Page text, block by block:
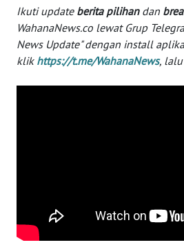
Ikuti update berita pilihandan
WahanaNews.co lewat Grup
News Update" dengan install
klik https://t.me/WahanaNews,
WN
JAMBI
WN
WN
SULBAR